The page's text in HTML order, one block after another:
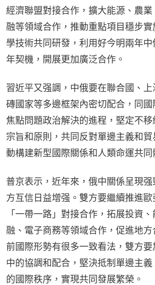
經濟聯盟對接合作，擴大能源、農
融等領域合作，推動重點項目穩步
學技術共同研發，利用好今明兩年
年契機，開展更加廣泛合作。
習近平又强調，中俄要在聯合國、
磚國家等多邊框架內密切配合，同
焦點問題政治解決的進程，堅定不
宗旨和原則，共同反對單邊主義和
動構建新型國際關係和人類命運共同
普京表示，近年來，俄中關係呈現
方互信日益增强。雙方要繼續推進
「一帶一路」對接合作，拓展投資
融、電子商務等領域合作，促進地
前國際形勢有很多一致看法，雙方
中的協調和配合，堅決抵制單邊主
的國際秩序，實現共同發展繁榮。